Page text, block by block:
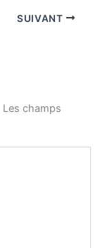
SUIVANT
Les champs